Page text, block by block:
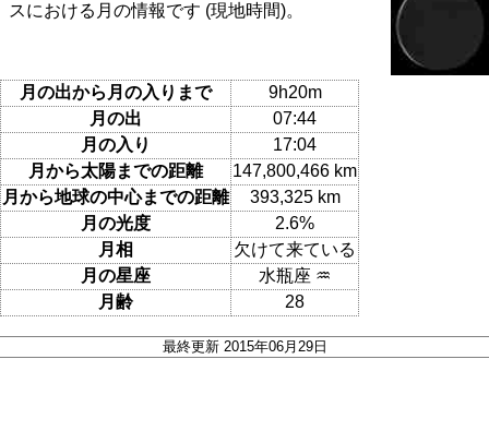
スにおける月の情報です (現地時間)。
月の出から月の入りまで
9h20m
月の出
07:44
月の入り
17:04
月から太陽までの距離
147,800,466 km
月から地球の中心までの距離
393,325 km
月の光度
2.6%
月相
欠けて来ている
月の星座
水瓶座 ♒
月齢
28
最終更新 2015年06月29日